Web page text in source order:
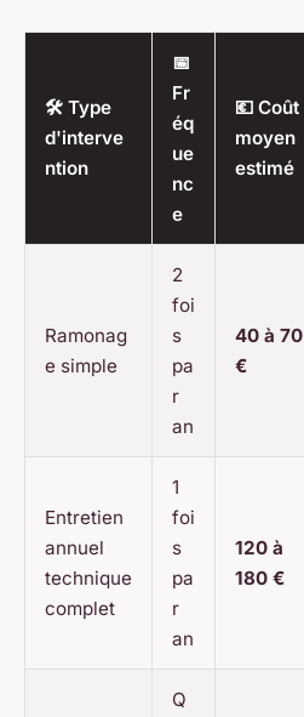
🛠️ Type
d'interve
ntion
📅
Fr
éq
ue
nc
e
💶 Coût
moyen
estimé
Ramonag
e simple
2
foi
s
pa
r
an
40 à 70
€
Entretien
annuel
technique
complet
1
foi
s
pa
r
an
120 à
180 €
Q